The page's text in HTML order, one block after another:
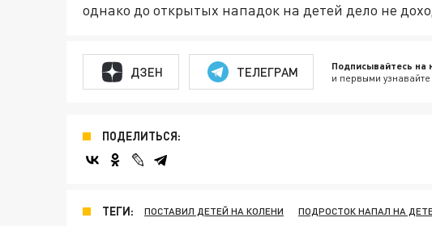
однако до открытых нападок на детей дело не
ДЗЕН ТЕЛЕГРАМ Подписывайтесь на
и первыми
ПОДЕЛИТЬСЯ:
ТЕГИ: ПОСТАВИЛ ДЕТЕЙ НА КОЛЕНИ ПОДРОСТОК НАПАЛ НА